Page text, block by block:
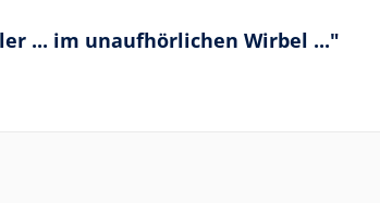
... im unaufhörlichen Wirbel ..."